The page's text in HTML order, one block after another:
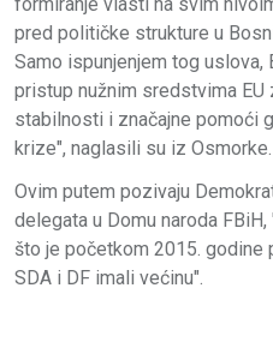
pred političke strukture u
Samo ispunjenjem tog
pristup nužnim sredstvima EU
stabilnosti i značajne pomoći
krize", naglasili su iz Osmorke.
Ovim putem pozivaju
delegata u Domu naroda
što je početkom 2015. godine
SDA i DF imali većinu".